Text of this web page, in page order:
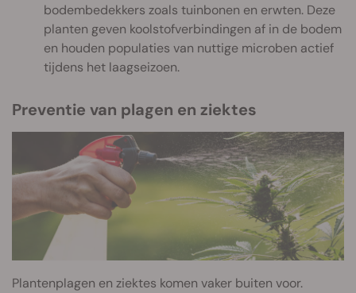
bodembedekkers zoals tuinbonen en erwten. Deze
planten geven koolstofverbindingen af in de bodem
en houden populaties van nuttige microben actief
tijdens het laagseizoen.
Preventie van plagen en ziektes
Plantenplagen en ziektes komen vaker buiten voor.